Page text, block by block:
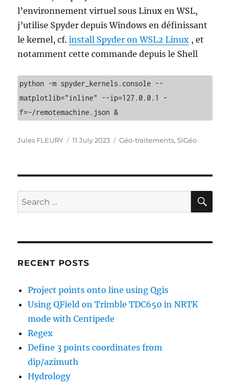
l’environnement virtuel sous Linux en WSL,
j’utilise Spyder depuis Windows en définissant
le kernel, cf.install Spyder on WSL2 Linux , et
notamment cette commande depuis le Shell
python -m spyder_kernels.console --
matplotlib="inline" --ip=127.0.0.1 -
f=~/remotemachine.json &
Author
Jules FLEURY
Posted
11 July 2023 Categories
Géo-traitements,SIGéo
Search
for:
RECENT POSTS
Project points onto line using Qgis
Using QField on Trimble TDC650 in NRTK
mode with Centipede
Regex
Define 3 points coordinates from
dip/azimuth
Hydrology